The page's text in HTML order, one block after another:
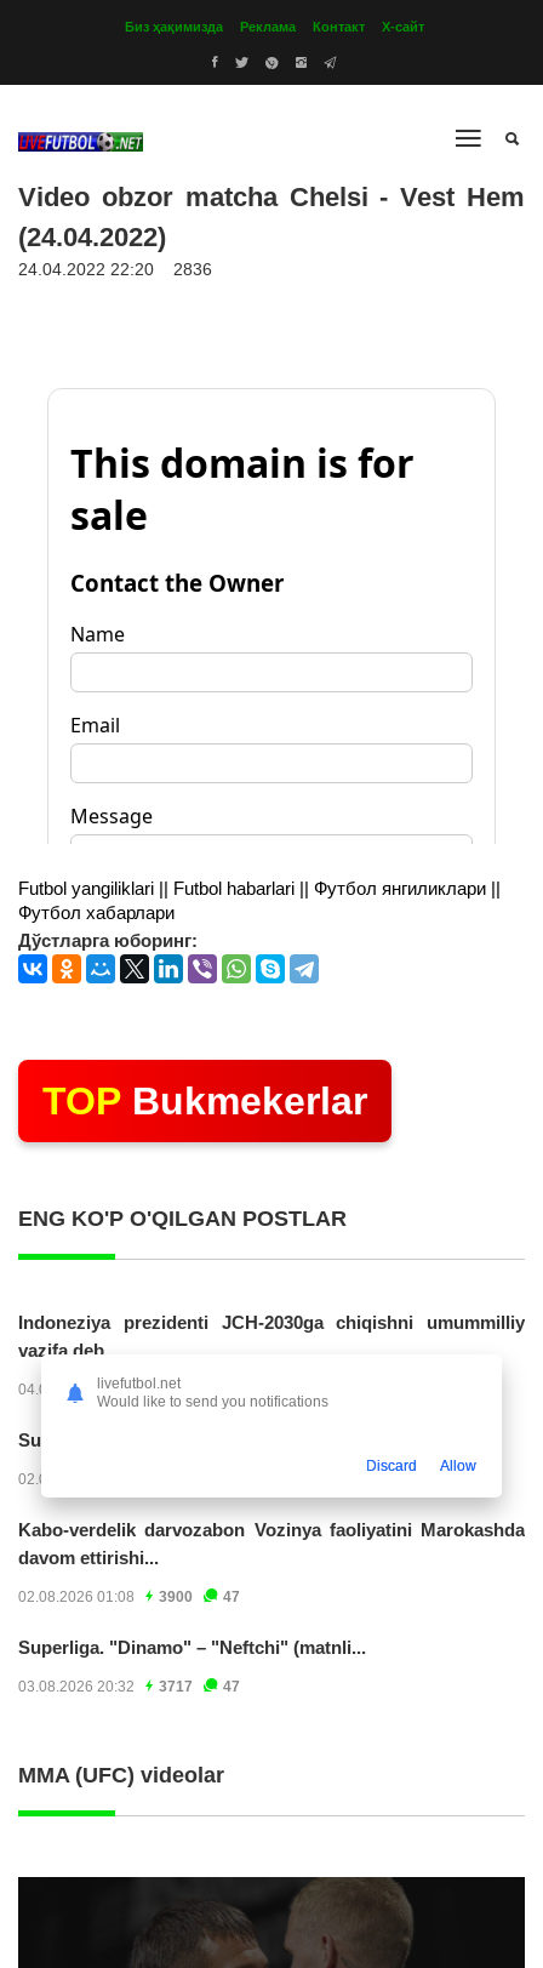
Биз ҳақимизда Реклама Контакт Х-сайт
Video obzor matcha Chelsi - Vest Hem
(24.04.2022)
24.04.2022 22:20 2836
Futbol yangiliklari || Futbol habarlari || Футбол янгиликлари ||
Футбол хабарлари
Дўстларга юборинг:
TOP Bukmekerlar
ENG KO'P O'QILGAN POSTLAR
Indoneziya prezidenti JCH-2030ga chiqishni umummilliy
vazifa deb...
04.08.2026 02:11 14220
Superliga. “Buxoro” - “Lokomotiv”...
02.08.2026 03:08
Kabo-verdelik darvozabon Vozinya faoliyatini Marokashda
davom ettirishi...
02.08.2026 01:08 3900 47
Superliga. "Dinamo" – "Neftchi" (matnli...
03.08.2026 20:32 3717 47
MMA (UFC) videolar
livefutbol.net
Would like to send you notifications
Discard Allow